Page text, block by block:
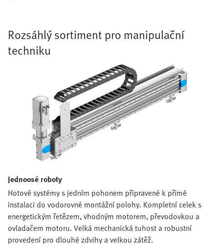
Rozsáhlý sortiment pro manipulační
techniku
Jednoosé roboty
Hotové systémy s jedním pohonem připravené k přímé
instalaci do vodorovné montážní polohy. Kompletní celek s
energetickým řetězem, vhodným motorem, převodovkou a
ovladačem motoru. Velká mechanická tuhost a robustní
provedení pro dlouhé zdvihy a velkou zátěž.